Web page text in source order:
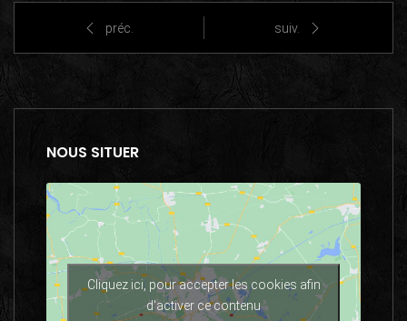
préc. suiv.
NOUS SITUER
Cliquez ici, pour accepter les cookies afin
d'activer ce contenu